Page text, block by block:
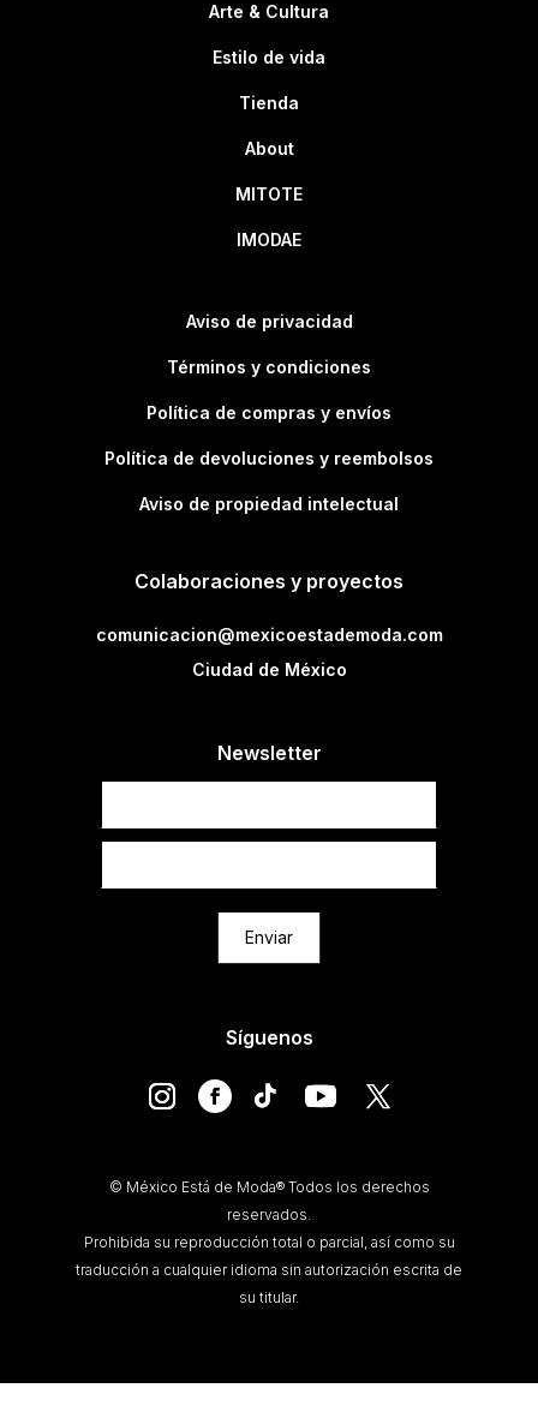
Arte & Cultura
Estilo de vida
Tienda
About
MITOTE
IMODAE
Aviso de privacidad
Términos y condiciones
Política de compras y envíos
Política de devoluciones y reembolsos
Aviso de propiedad intelectual
Colaboraciones y proyectos
comunicacion@mexicoestademoda.com
Ciudad de México
Newsletter
Enviar
Síguenos
© México Está de Moda® Todos los derechos
reservados.
Prohibida su reproducción total o parcial, así como su
traducción a cualquier idioma sin autorización escrita de
su titular.